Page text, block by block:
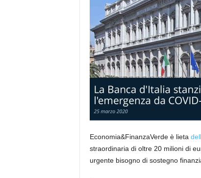
Economia&FinanzaVerde è lieta
straordinaria di oltre 20 milioni di
urgente bisogno di sostegno